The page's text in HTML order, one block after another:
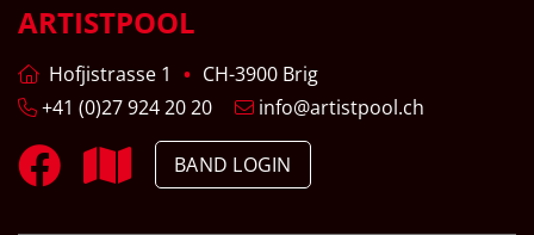
ARTISTPOOL
Hofjistrasse 1
CH-3900 Brig
+41 (0)27 924 20 20
info@artistpool.ch
BAND LOGIN